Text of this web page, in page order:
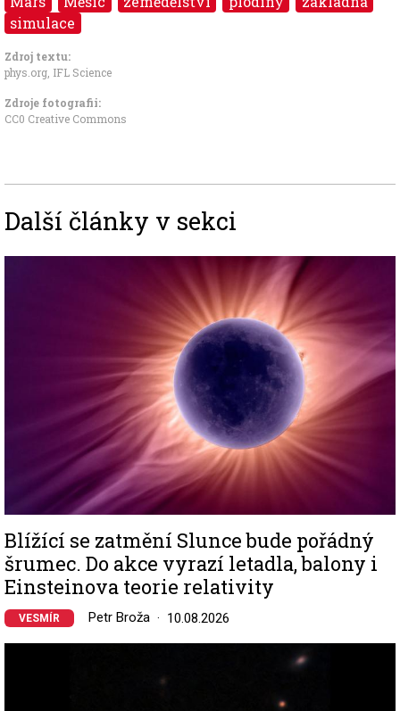
simulace
Zdroj textu:
phys.org IFL Science
Zdroje fotografii:
CC0 Creative Commons
Další články v sekci
Blížící se zatmění Slunce bude pořádný
šrumec. Do akce vyrazí letadla, balony i
Einsteinova teorie relativity
VESMÍR Petr Broža 10.08.2026